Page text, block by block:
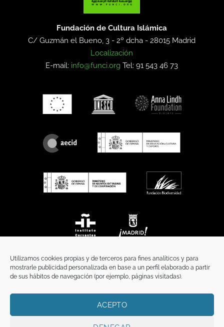
Utilizamos cookies propias y de terceros para fines analíticos y para
mostrarle publicidad personalizada en base a un perfil elaborado a partir
de sus hábitos de navegación (por ejemplo, páginas visitadas).
ACEPTO
Fundación de Cultura Islámica
C/ Guzmán el Bueno, 3 - 2º dcha -28015 Madrid
Localización
E-mail: info@funci.org Tel: 91 543 46 73